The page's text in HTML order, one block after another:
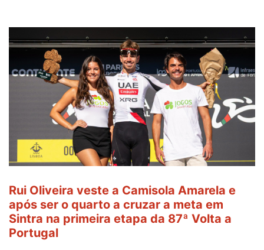
Rui Oliveira veste a Camisola Amarela e
após ser o quarto a cruzar a meta em
Sintra na primeira etapa da 87ª Volta a
Portugal